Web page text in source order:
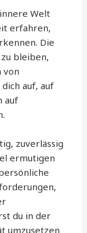
Welt
erfahren,
Die
bleiben,
von
auf, auf
auf
zuverlässig
ermutigen
du in der
umzusetzen